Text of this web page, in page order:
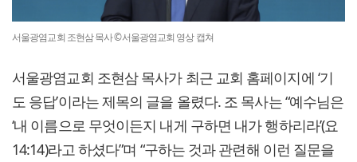
서울광염교회 조현삼 목사 ©서울광염교회 영상 캡쳐
서울광염교회 조현삼 목사가 최근 교회 홈페이지에 ‘기
도 응답’이라는 제목의 글을 올렸다. 조 목사는 “예수님은
‘내 이름으로 무엇이든지 내게 구하면 내가 행하리라’(요
14:14)라고 하셨다”며 “구하는 것과 관련해 이런 질문을